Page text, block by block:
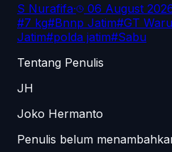
S Nurafifa·
06 August
#7 kg#Bnnp Jatim#GT
Jatim#polda jatim#Sabu
Tentang Penulis
JH
Joko Hermanto
Penulis belum